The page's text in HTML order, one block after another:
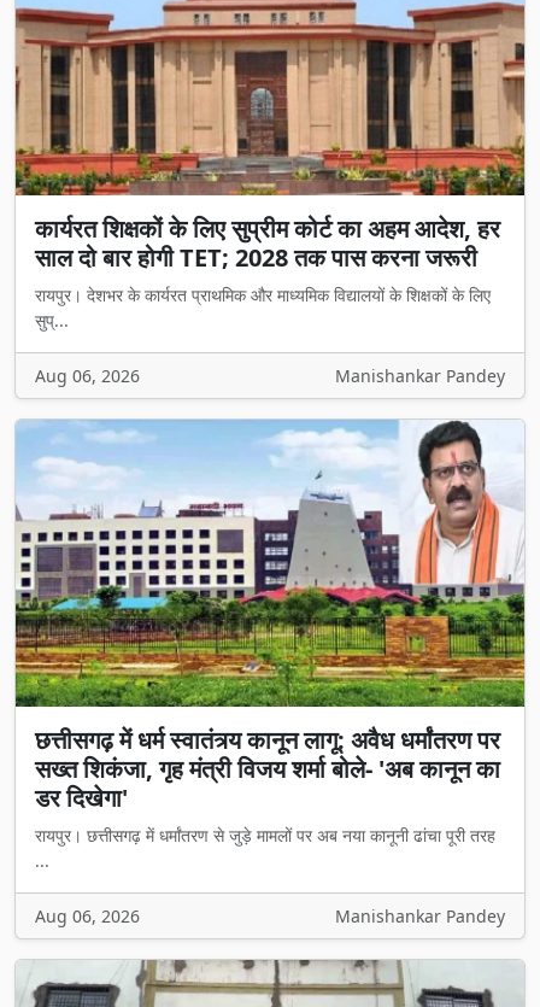
कार्यरत शिक्षकों के लिए सुप्रीम कोर्ट का अहम आदेश, हर
साल दो बार होगी TET; 2028 तक पास करना जरूरी
रायपुर। देशभर के कार्यरत प्राथमिक और माध्यमिक विद्यालयों के शिक्षकों के लिए
सुप्...
Aug 06, 2026 Manishankar Pandey
छत्तीसगढ़ में धर्म स्वातंत्र्य कानून लागू: अवैध धर्मांतरण पर
सख्त शिकंजा, गृह मंत्री विजय शर्मा बोले- 'अब कानून का
डर दिखेगा'
रायपुर। छत्तीसगढ़ में धर्मांतरण से जुड़े मामलों पर अब नया कानूनी ढांचा पूरी तरह
...
Aug 06, 2026 Manishankar Pandey